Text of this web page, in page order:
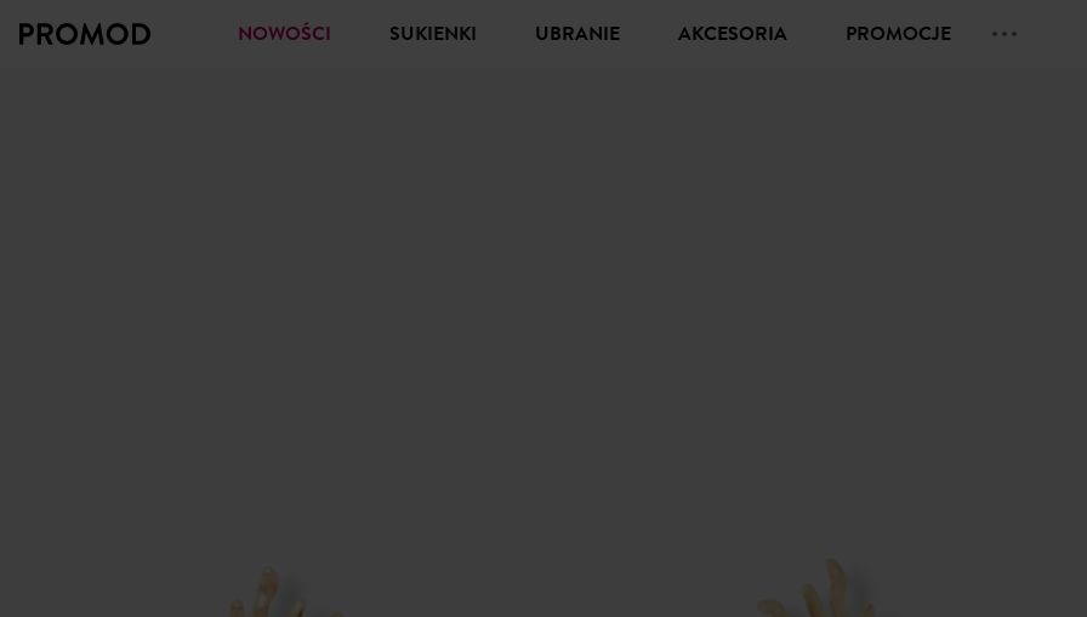
NOWOŚCI SUKIENKI UBRANIE AKCESORIA PROMOCJE